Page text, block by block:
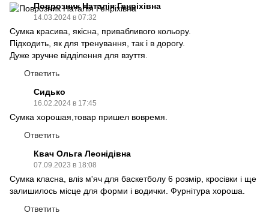
Поврозник Наталія Генріхівна
14.03.2024 в 07:32
Сумка красива, якісна, привабливого кольору.
Підходить, як для тренування, так і в дорогу.
Дуже зручне відділення для взуття.
Ответить
Сидько
16.02.2024 в 17:45
Сумка хорошая,товар пришел вовремя.
Ответить
Квач Ольга Леонідівна
07.09.2023 в 18:08
Сумка класна, вліз м'яч для баскетболу 6 розмір, кросівки і ще
залишилось місце для форми і водички. Фурнітура хороша.
Ответить